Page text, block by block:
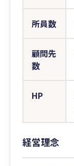
所員数
顧問先
数
HP
経営理念